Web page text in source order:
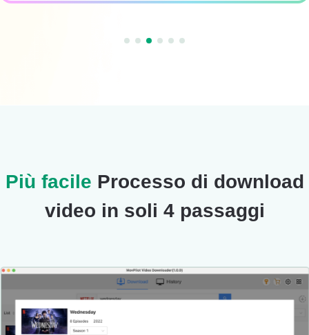
Più facile Processo di download
video in soli 4 passaggi